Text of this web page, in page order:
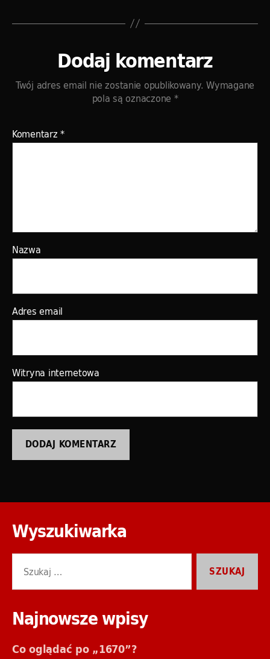
Dodaj komentarz
Twój adres email nie zostanie opublikowany. Wymagane
pola są oznaczone *
Komentarz*
Nazwa
Adres email
Witryna internetowa
Wyszukiwarka
Najnowsze wpisy
Co oglądać po „1670”?